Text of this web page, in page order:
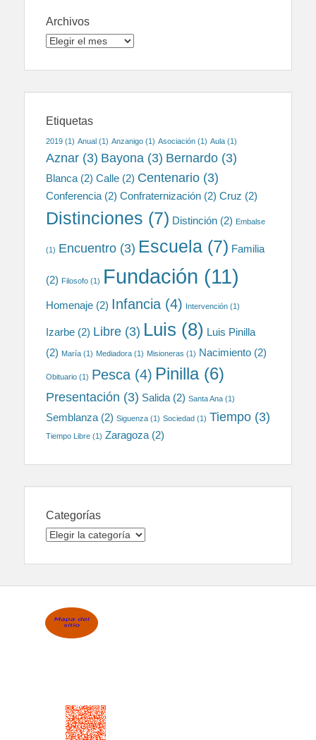
Archivos
Archivos
Etiquetas
2019 (1) Anual (1) Anzanigo (1) Asociación (1) Aula (1)
Aznar (3) Bayona (3) Bernardo (3)
Blanca (2) Calle (2) Centenario (3)
Conferencia (2) Confraternización (2) Cruz (2)
Distinciones (7) Distinción (2) Embalse
(1) Encuentro (3) Escuela (7) Familia
(2) Filosofo (1) Fundación (11)
Homenaje (2) Infancia (4) Intervención (1)
Izarbe (2) Libre (3) Luis (8) Luis Pinilla
(2) María (1) Mediadora (1) Misioneras (1) Nacimiento (2)
Obituario (1) Pesca (4) Pinilla(6)
Presentación (3) Salida (2) Santa Ana (1)
Semblanza (2) Siguenza (1) Sociedad (1) Tiempo (3)
Tiempo Libre (1) Zaragoza (2)
Categorías
Categorías